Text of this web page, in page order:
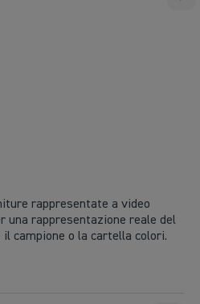
rappresentate a video
una rappresentazione reale del
campione o la cartella colori.